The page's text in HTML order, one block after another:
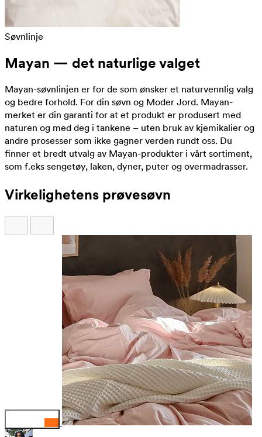
Søvnlinje
Mayan — det naturlige valget
Mayan-søvnlinjen er for de som ønsker et naturvennlig valg
og bedre forhold. For din søvn og Moder Jord. Mayan-
merket er din garanti for at et produkt er produsert med
naturen og med deg i tankene – uten bruk av kjemikalier og
andre prosesser som ikke gagner verden rundt oss. Du
finner et bredt utvalg av Mayan-produkter i vårt sortiment,
som f.eks sengetøy, laken, dyner, puter og overmadrasser.
Virkelighetens prøvesøvn